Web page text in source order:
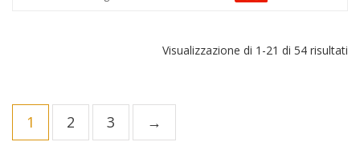
Visualizzazione di 1-21 di 54 risultati
1 2 3 →